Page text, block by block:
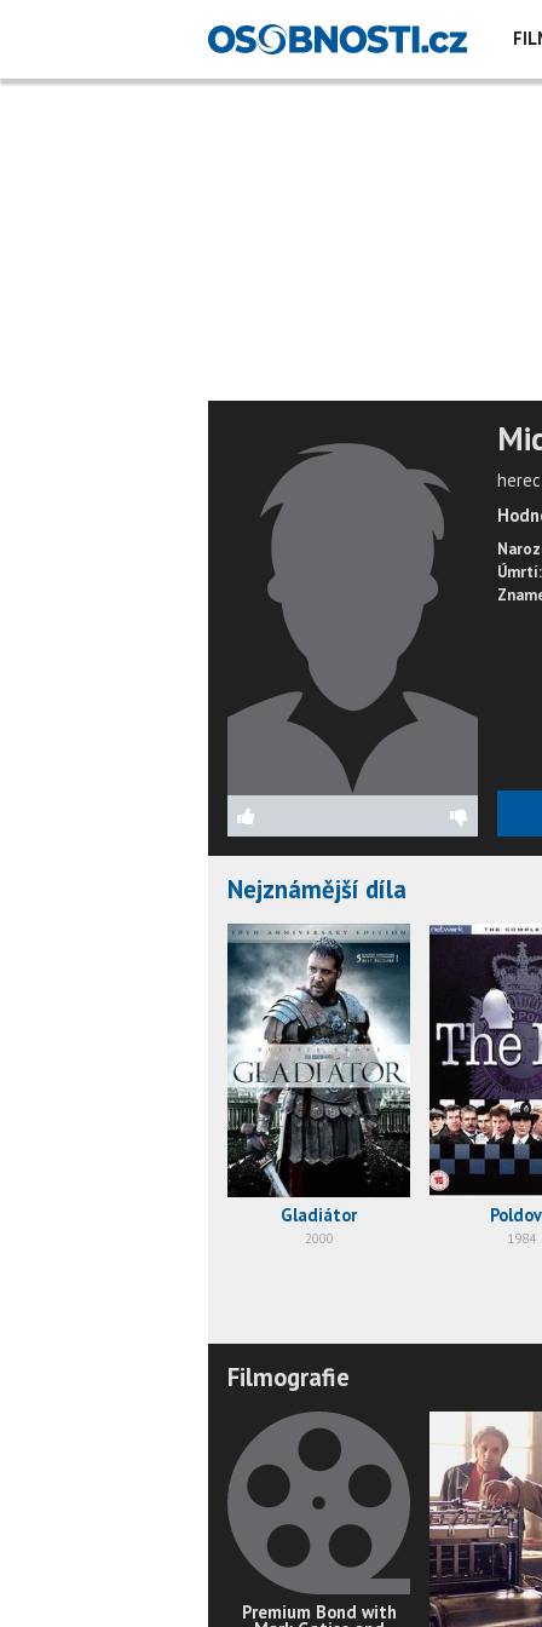
herec
Úmrtí:
Nejznámější díla
Gladiátor
2000 1984
Filmografie
Premium Bond with